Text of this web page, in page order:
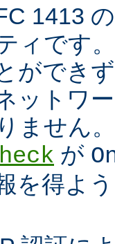
1413
ィです
ができ
ットワ
ません
が
を得よ